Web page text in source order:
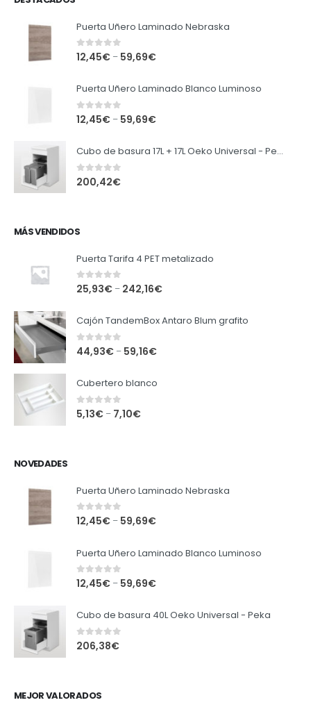
Puerta Uñero Laminado Nebraska
0out of 5
12,45€ – 59,69€
Puerta Uñero Laminado Blanco Luminoso
0out of 5
12,45€ – 59,69€
Cubo de basura 17L + 17L Oeko Universal - Peka
0out of 5
200,42€
MÁS VENDIDOS
Puerta Tarifa 4 PET metalizado
0out of 5
25,93€ – 242,16€
Cajón TandemBox Antaro Blum grafito
0out of 5
44,93€ – 59,16€
Cubertero blanco
0out of 5
5,13€ – 7,10€
NOVEDADES
Puerta Uñero Laminado Nebraska
0out of 5
12,45€ – 59,69€
Puerta Uñero Laminado Blanco Luminoso
0out of 5
12,45€ – 59,69€
Cubo de basura 40L Oeko Universal - Peka
0out of 5
206,38€
MEJOR VALORADOS